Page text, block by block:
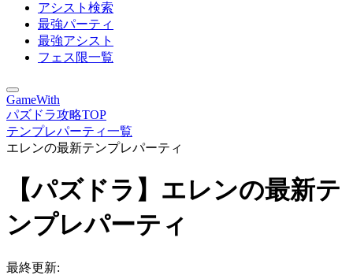
アシスト検索
最強パーティ
最強アシスト
フェス限一覧
GameWith
パズドラ攻略TOP
テンプレパーティ一覧
エレンの最新テンプレパーティ
【パズドラ】エレンの最新テ
ンプレパーティ
最終更新: